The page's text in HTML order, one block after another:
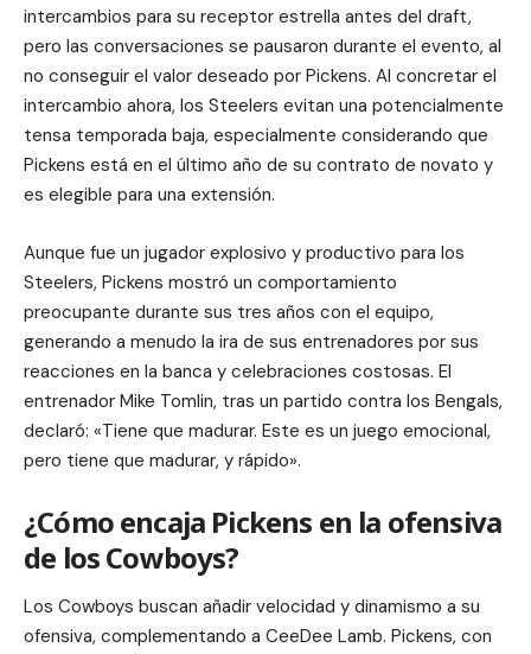
intercambios para su receptor estrella antes del draft,
pero las conversaciones se pausaron durante el evento, al
no conseguir el valor deseado por Pickens. Al concretar el
intercambio ahora, los Steelers evitan una potencialmente
tensa temporada baja, especialmente considerando que
Pickens está en el último año de su contrato de novato y
es elegible para una extensión.
Aunque fue un jugador explosivo y productivo para los
Steelers, Pickens mostró un comportamiento
preocupante durante sus tres años con el equipo,
generando a menudo la ira de sus entrenadores por sus
reacciones en la banca y celebraciones costosas. El
entrenador Mike Tomlin, tras un partido contra los Bengals,
declaró: «Tiene que madurar. Este es un juego emocional,
pero tiene que madurar, y rápido».
¿Cómo encaja Pickens en la ofensiva
de los Cowboys?
Los Cowboys buscan añadir velocidad y dinamismo a su
ofensiva, complementando a CeeDee Lamb. Pickens, con